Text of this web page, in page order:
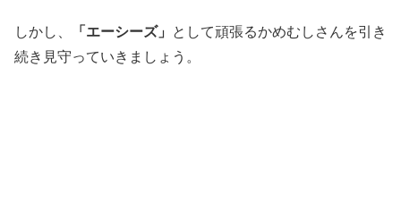
しかし、 「エーシーズ」
として頑張るかめむしさんを引き
続き見守っていきましょう。